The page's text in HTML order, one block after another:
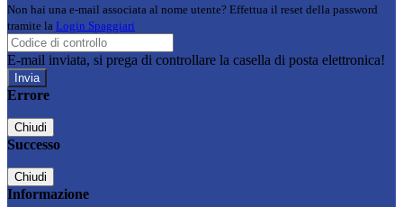
Non hai una e-mail associata al nome utente? Effettua il reset della password
tramite la Login Spaggiari
E-mail inviata, si prega di controllare la casella di posta elettronica!
Errore
Chiudi
Successo
Chiudi
Informazione